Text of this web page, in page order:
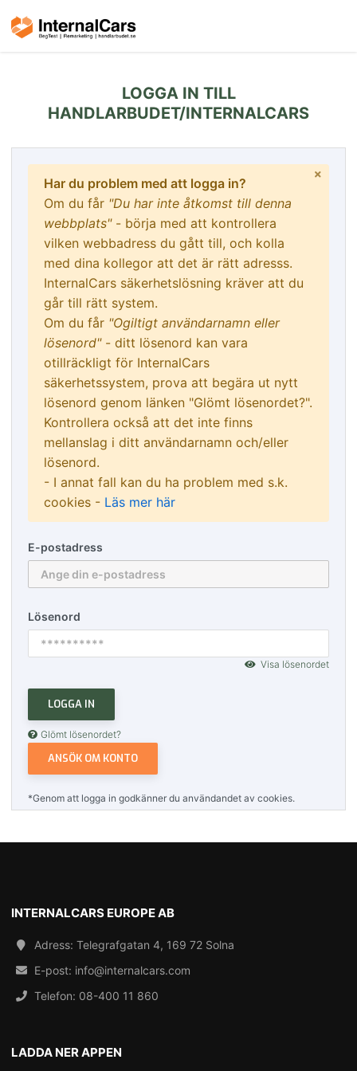
LOGGA IN TILL
HANDLARBUDET/INTERNALCARS
Har du problem med att logga in?
Om du får "Du har inte åtkomst till denna
webbplats"- börja med att kontrollera
vilken webbadress du gått till, och kolla
med dina kollegor att det är rätt adresss.
InternalCars säkerhetslösning kräver att du
går till rätt system.
Om du får "Ogiltigt användarnamn eller
lösenord"- ditt lösenord kan vara
otillräckligt för InternalCars
säkerhetssystem, prova att begära ut nytt
lösenord genom länken "Glömt lösenordet?".
Kontrollera också att det inte finns
mellanslag i ditt användarnamn och/eller
lösenord.
- I annat fall kan du ha problem med s.k.
cookies - Läs mer här
E-postadress
Lösenord
Visa lösenordet
LOGGA IN
Glömt lösenordet?
ANSÖK OM KONTO
*Genom att logga in godkänner du användandet av cookies.
INTERNALCARS EUROPE AB
Adress: Telegrafgatan 4, 169 72 Solna
E-post: info@internalcars.com
Telefon: 08-400 11 860
LADDA NER APPEN